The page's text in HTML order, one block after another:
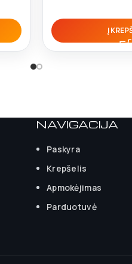
Į
NAVIGACIJA
Paskyra
Krepšelis
Apmokėjimas
Parduotuvė